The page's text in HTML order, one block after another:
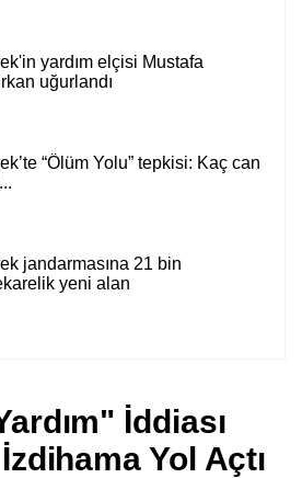
yardım elçisi Mustafa
uğurlandı
“Ölüm Yolu” tepkisi: Kaç can
jandarmasına 21 bin
yeni alan
İddiası
Yol Açtı